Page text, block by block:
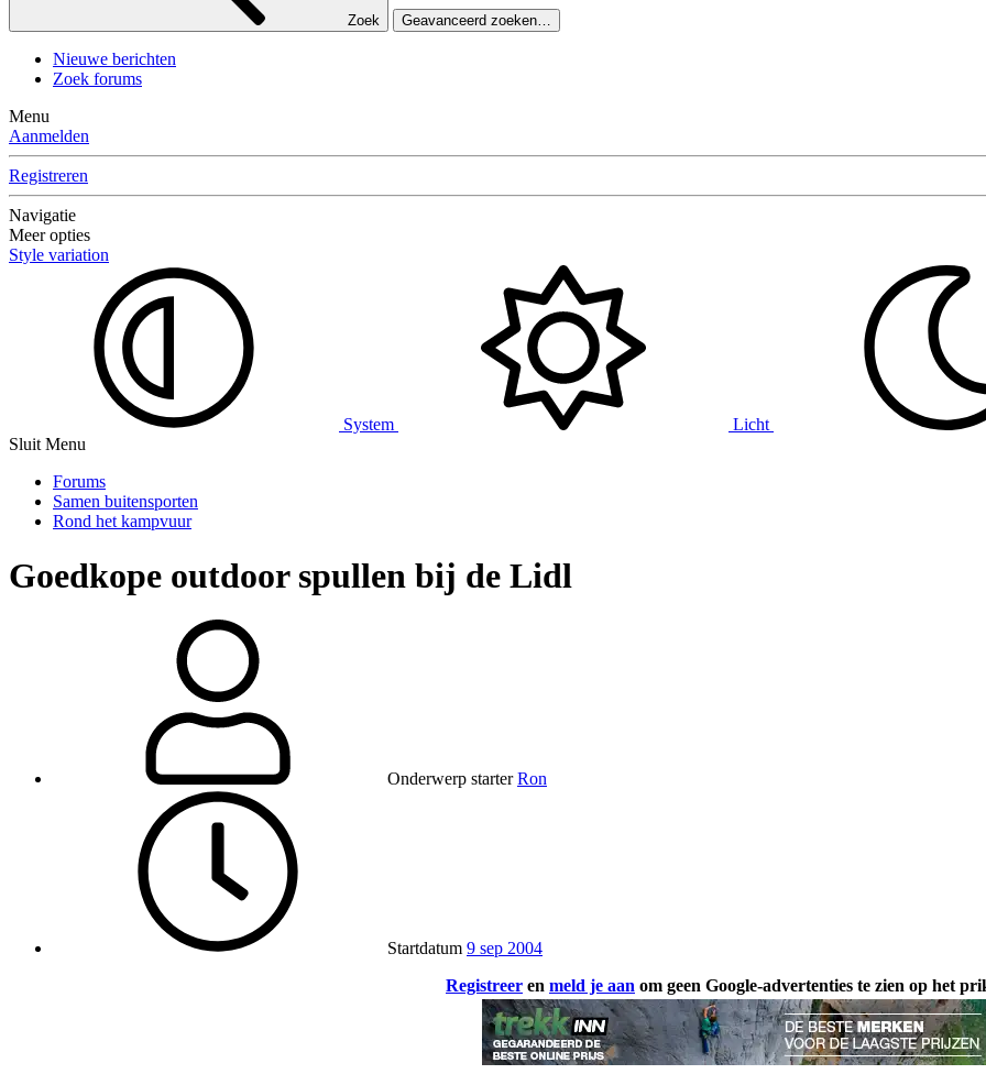
Zoek Geavanceerd zoeken…
Nieuwe berichten
Zoek forums
Menu
Aanmelden
Registreren
Navigatie
Meer opties
Style variation
System Licht
Sluit Menu
Forums
Samen buitensporten
Rond het kampvuur
Goedkope outdoor spullen bij de Lidl
Onderwerp starter Ron
Startdatum 9 sep 2004
Registreer en meld je aan om geen Google-advertenties te zien op het